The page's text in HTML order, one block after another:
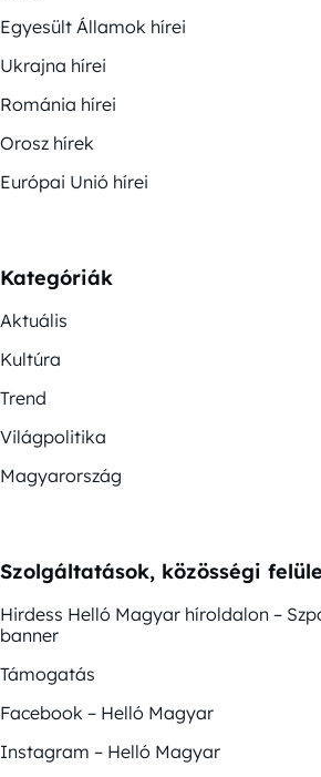
Egyesült Államok hírei
Ukrajna hírei
Románia hírei
Orosz hírek
Európai Unió hírei
Kategóriák
Aktuális
Kultúra
Trend
Világpolitika
Magyarország
Szolgáltatások, közösségi
Hirdess Helló Magyar híroldalon –
banner
Támogatás
Facebook – Helló Magyar
Instagram – Helló Magyar